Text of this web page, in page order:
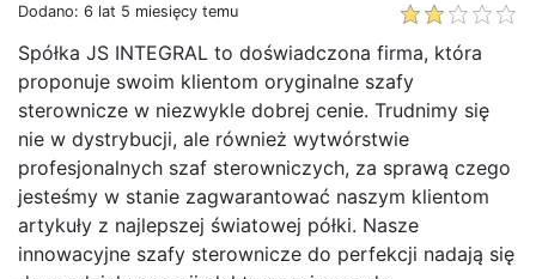
Dodano: 6 lat 5 miesięcy temu
Spółka JS INTEGRAL to doświadczona firma, która
proponuje swoim klientom oryginalne szafy
sterownicze w niezwykle dobrej cenie. Trudnimy się
nie w dystrybucji, ale również wytwórstwie
profesjonalnych szaf sterowniczych, za sprawą czego
jesteśmy w stanie zagwarantować naszym klientom
artykuły z najlepszej światowej półki. Nasze
innowacyjne szafy sterownicze do perfekcji nadają się